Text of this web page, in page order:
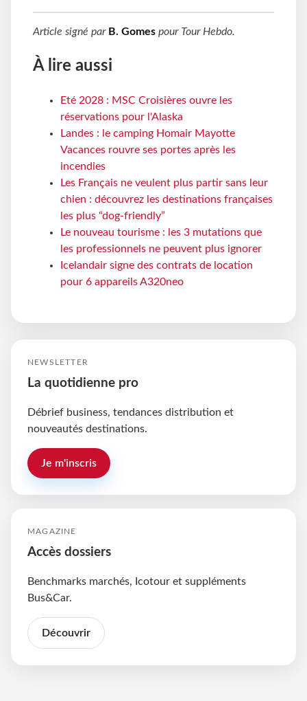
Article signé par B. Gomes pour Tour Hebdo.
À lire aussi
Eté 2028 : MSC Croisières ouvre les
réservations pour l'Alaska
Landes : le camping Homair Mayotte
Vacances rouvre ses portes après les
incendies
Les Français ne veulent plus partir sans leur
chien : découvrez les destinations françaises
les plus “dog-friendly”
Le nouveau tourisme : les 3 mutations que
les professionnels ne peuvent plus ignorer
Icelandair signe des contrats de location
pour 6 appareils A320neo
NEWSLETTER
La quotidienne pro
Débrief business, tendances distribution et
nouveautés destinations.
Je m'inscris
MAGAZINE
Accès dossiers
Benchmarks marchés, Icotour et suppléments
Bus&Car.
Découvrir